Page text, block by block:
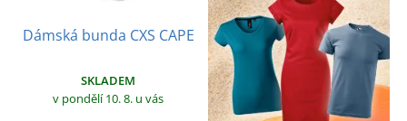
Dámská bunda CXS CAPE
SKLADEM
v pondělí 10. 8. u vás